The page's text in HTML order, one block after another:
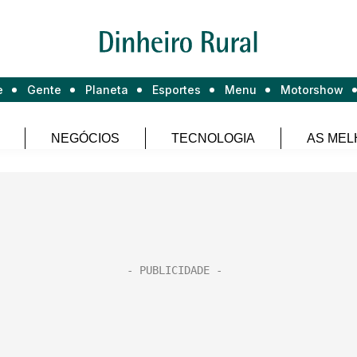
Gente Planeta Esportes Menu Motorshow
NEGÓCIOS TECNOLOGIA AS